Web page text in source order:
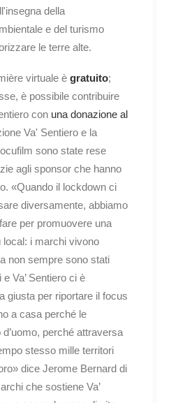
della
e del turismo
le terre alte.
virtuale è gratuito;
è possibile contribuire
con una donazione al
Va' Sentiero e la
sono state rese
agli sponsor che hanno
«Quando il lockdown ci
diversamente, abbiamo
per promuovere una
local: i marchi vivono
non sempre sono stati
Va’ Sentiero ci è
giusta per riportare il focus
a casa perché le
perché attraversa
stesso mille territori
dice Jerome Bernard di
che sostiene Va’